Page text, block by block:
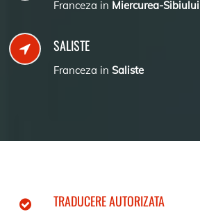
Franceza in Miercurea-Sibiului
SALISTE
Franceza in Saliste
TRADUCERE AUTORIZATA